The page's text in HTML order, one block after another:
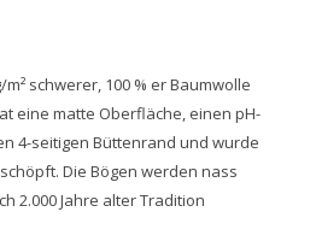
schwerer, 100 % er Baumwolle
eine matte Oberfläche, einen pH-
4-seitigen Büttenrand und wurde
Die Bögen werden nass
2.000 Jahre alter Tradition